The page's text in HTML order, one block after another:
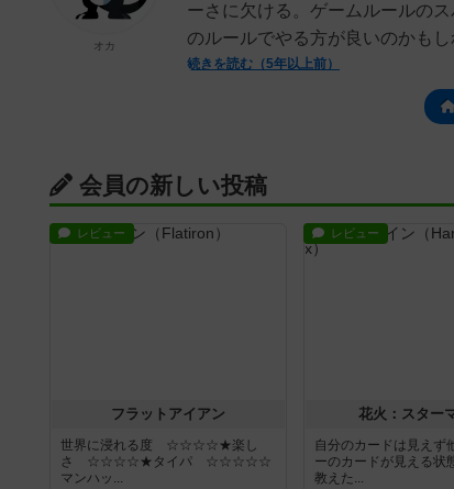
ーさに欠ける。ゲームルールの
のルールでやる方が良いのかも
続きを読む（5年以上前）
オカ
会員の新しい投稿
レビュー
フラットアイアン
世界に浸れる度 ☆☆☆☆★楽し
さ ☆☆☆☆★タイパ ☆☆☆☆☆
マンハッ...
レビュー
花火：スター
自分のカードは見えず
ーのカードが見える状
教えた...